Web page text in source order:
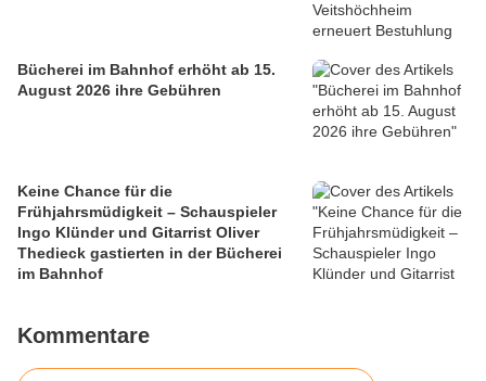
Bücherei im Bahnhof erhöht ab 15.
August 2026 ihre Gebühren
Keine Chance für die
Frühjahrsmüdigkeit – Schauspieler
Ingo Klünder und Gitarrist Oliver
Thedieck gastierten in der Bücherei
im Bahnhof
Kommentare